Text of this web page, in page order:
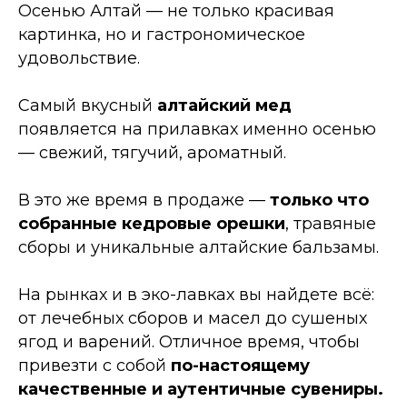
Осенью Алтай — не только красивая
картинка, но и гастрономическое
удовольствие.
Самый вкусный алтайский мед
появляется на прилавках именно осенью
— свежий, тягучий, ароматный.
В это же время в продаже — только что
собранные кедровые орешки, травяные
сборы и уникальные алтайские бальзамы.
На рынках и в эко-лавках вы найдете всё:
от лечебных сборов и масел до сушеных
ягод и варений. Отличное время, чтобы
привезти с собой по-настоящему
качественные и аутентичные сувениры.